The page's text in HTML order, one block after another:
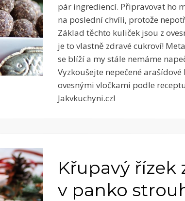
pár ingrediencí. Připravovat ho
na poslední chvíli, protože
Základ těchto kuliček jsou z
je to vlastně zdravé cukroví!
se blíží a my stále nemáme
Vyzkoušejte nepečené arašídové
ovesnými vločkami podle
Jakvkuchyni.cz!
Křupavý řízek
v panko